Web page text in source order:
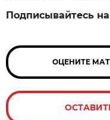
Подписывайтесь
ОЦЕНИТЕ